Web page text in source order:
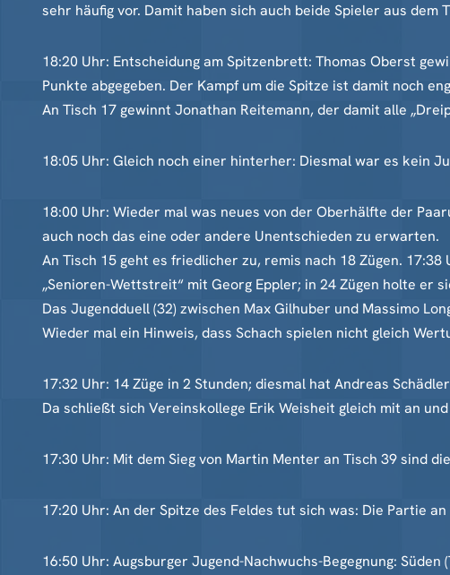
sehr häufig vor. Damit haben sich auch beide Spieler aus dem
18:20 Uhr: Entscheidung am Spitzenbrett: Thomas Oberst
Punkte abgegeben. Der Kampf um die Spitze ist damit noch
An Tisch 17 gewinnt Jonathan Reitemann, der damit alle
18:05 Uhr: Gleich noch einer hinterher: Diesmal war es kein
18:00 Uhr: Wieder mal was neues von der Oberhälfte der
auch noch das eine oder andere Unentschieden zu erwarten.
An Tisch 15 geht es friedlicher zu, remis nach 18 Zügen.
„Senioren-Wettstreit“ mit Georg Eppler; in 24 Zügen holte er
Das Jugendduell (32) zwischen Max Gilhuber und Massimo
Wieder mal ein Hinweis, dass Schach spielen nicht gleich
17:32 Uhr: 14 Züge in 2 Stunden; diesmal hat Andreas
Da schließt sich Vereinskollege Erik Weisheit gleich mit an
17:30 Uhr: Mit dem Sieg von Martin Menter an Tisch 39 sind
17:20 Uhr: An der Spitze des Feldes tut sich was: Die Partie
16:50 Uhr: Augsburger Jugend-Nachwuchs-Begegnung: